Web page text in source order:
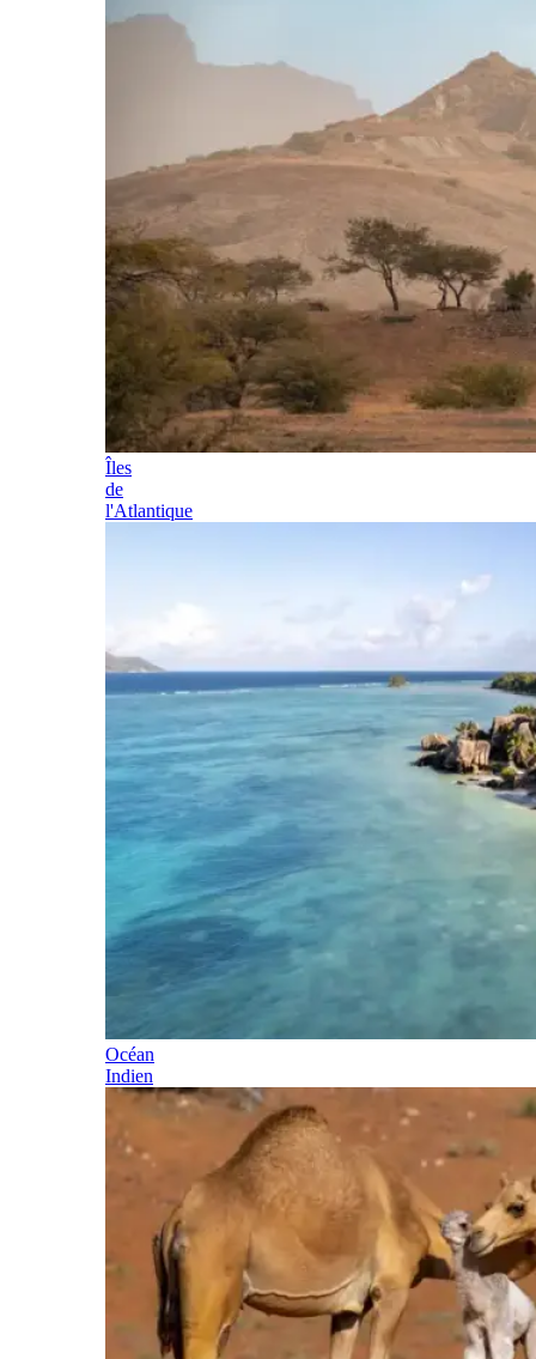
Îles
de
l'Atlantique
Océan
Indien